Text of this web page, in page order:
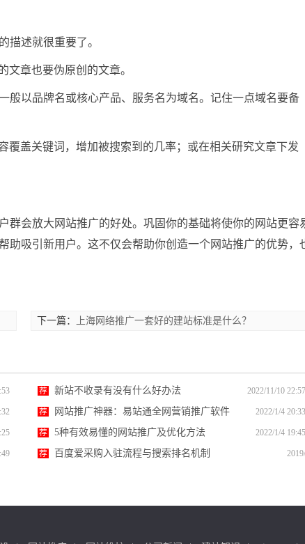
描述就很重要了。
文章也要伪原创的文章。
般以品牌名或核心产品、服务名为域名。记住一点域名要备
覆盖关键词，增加被搜索到的几率；或在相关研究文章下发
群会放大网站推广的好处。巩固你的基础将使你的网站更容
助吸引新用户。这不仅会帮助你创造一个网站推广的优势，
下一篇： 上海网络推广一套好的建站标准是什么？
荐 2022/11/10
新站不收录有没有什么好办法
荐 2022/1/4
网站推广神器：易站通全网营销推广软件
荐 2022/1/4
5种有效易懂的网站推广及优化方法
荐 百度爱采购入驻流程与搜索排名机制